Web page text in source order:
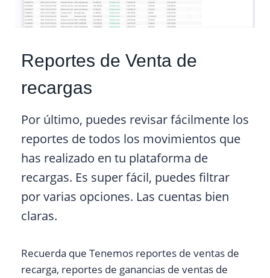
Reportes de Venta de
recargas
Por último, puedes revisar fácilmente los
reportes de todos los movimientos que
has realizado en tu plataforma de
recargas. Es super fácil, puedes filtrar
por varias opciones. Las cuentas bien
claras.
Recuerda que Tenemos reportes de ventas de
recarga, reportes de ganancias de ventas de